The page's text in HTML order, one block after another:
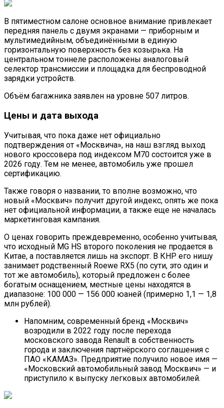
В пятиместном салоне основное внимание привлекает
передняя панель с двумя экранами — приборным и
мультимедийным, объединёнными в единую
горизонтальную поверхность без козырька. На
центральном тоннеле расположены аналоговый
селектор трансмиссии и площадка для беспроводной
зарядки устройств.
Объём багажника заявлен на уровне 507 литров.
Цены и дата выхода
Учитывая, что пока даже нет официально
подтверждения от «Москвича», на наш взгляд выход
нового кроссовера под индексом М70 состоится уже в
2026 году. Тем не менее, автомобиль уже прошел
сертификацию.
Также говоря о названии, то вполне возможно, что
новый «Москвич» получит другой индекс, опять же пока
нет официальной информации, а также еще не началась
маркетинговая кампания.
О ценах говорить преждевременно, особенно учитывая,
что исходный MG HS второго поколения не продается в
Китае, а поставляется лишь на экспорт. В КНР его нишу
занимает родственный Roewe RX5 (по сути, это один и
тот же автомобиль), который предложен с более
богатым оснащением, местные цены находятся в
диапазоне: 100 000 — 156 000 юаней (примерно 1,1 — 1,8
млн рублей).
Напомним, современный бренд «Москвич»
возродили в 2022 году после перехода
московского завода Renault в собственность
города и заключения партнёрского соглашения с
ПАО «КАМАЗ». Предприятие получило новое имя —
«Московский автомобильный завод Москвич» — и
приступило к выпуску легковых автомобилей.